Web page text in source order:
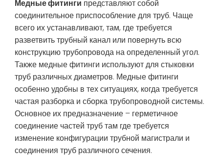
Медные фитинги представляют собой
соединительное приспособление для труб. Чаще
всего их устанавливают, там, где требуется
разветвить трубный канал или повернуть всю
конструкцию трубопровода на определенный угол.
Также медные фитинги используют для стыковки
труб различных диаметров. Медные фитинги
особенно удобны в тех ситуациях, когда требуется
частая разборка и сборка трубопроводной системы.
Основное их предназначение – герметичное
соединение частей труб там где требуется
изменение конфигурации трубной магистрали и
соединения труб различного сечения.